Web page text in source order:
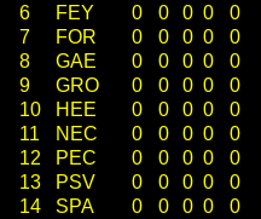
6
FEY 0 0 0 0
0
7
FOR 0 0 0 0
0
8
GAE 0 0 0 0
0
9
GRO 0 0 0 0
0
10
HEE 0 0 0 0
0
11
NEC 0 0 0 0
0
12
PEC 0 0 0 0
0
13
PSV 0 0 0 0
0
14
SPA 0 0 0 0
0